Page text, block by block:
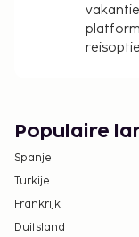
Populaire
Spanje
Turkije
Frankrijk
Duitsland